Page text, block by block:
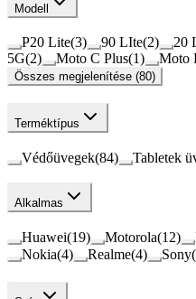
Modell
P20 Lite(3) 90 LIte(2) 20
5G(2) Moto C Plus(1) Moto
Összes megjelenítése (80)
Terméktípus
Védőüvegek(84) Tabletek
Alkalmas
Huawei(19) Motorola(12)
Nokia(4) Realme(4) Sony(